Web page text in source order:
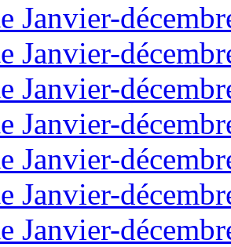
Janvier-
Janvier-
Janvier-
Janvier-
Janvier-
Janvier-
Janvier-